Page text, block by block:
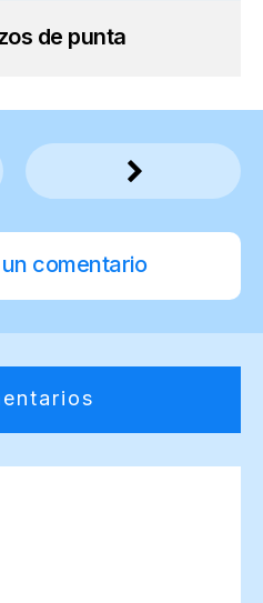
de punta
comentario